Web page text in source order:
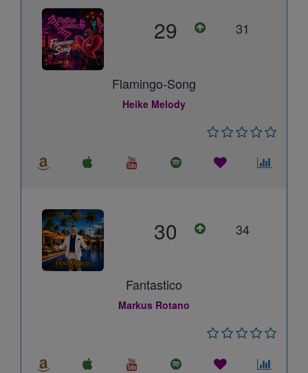
29 31
Flamingo-Song
Heike Melody
30 34
Fantastico
Markus Rotano